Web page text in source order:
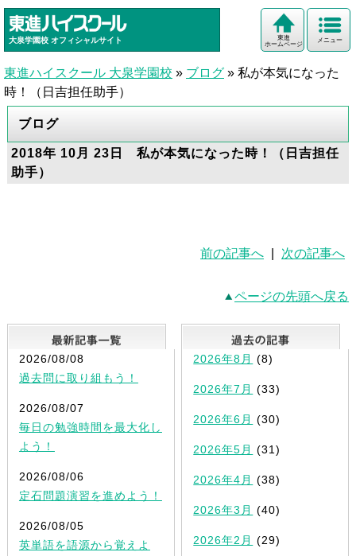
大泉学園校 オフィシャルサイト メニュー
東進
ホームページ
東進ハイスクール 大泉学園校 » ブログ » 私が本気になった
時！（日吉担任助手）
ブログ
2018年 10月 23日 私が本気になった時！（日吉担任
助手）
前の記事へ 次の記事へ
ページの先頭へ戻る
最新記事一覧
2026/08/08
過去問に取り組もう！
2026/08/07
毎日の勉強時間を最大化し
よう！
2026/08/06
定石問題演習を進めよう！
2026/08/05
英単語を語源から覚えよ
2026年8月 (8)
2026年7月 (33)
2026年6月 (30)
2026年5月 (31)
2026年4月 (38)
2026年3月 (40)
2026年2月 (29)